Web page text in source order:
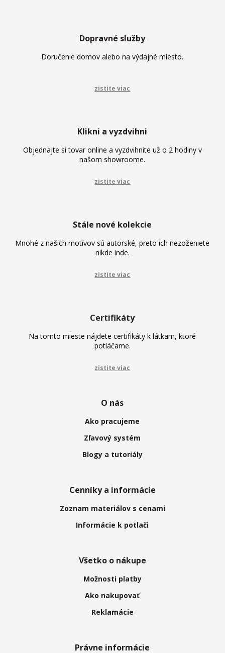
Dopravné služby
Doručenie domov alebo na výdajné miesto.
zistite viac
Klikni a vyzdvihni
Objednajte si tovar online a vyzdvihnite už o 2 hodiny v
našom showroome.
zistite viac
Stále nové kolekcie
Mnohé z našich motívov sú autorské, preto ich nezoženiete
nikde inde.
zistite viac
Certifikáty
Na tomto mieste nájdete certifikáty k látkam, ktoré
potláčame.
zistite viac
O nás
Ako pracujeme
Zľavový systém
Blogy a tutoriály
Cenníky a informácie
Zoznam materiálov s cenami
Informácie k potlači
Všetko o nákupe
Možnosti platby
Ako nakupovať
Reklamácie
Právne informácie